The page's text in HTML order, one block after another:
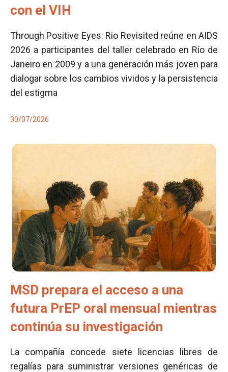
con el VIH
Through Positive Eyes: Rio Revisited reúne en AIDS
2026 a participantes del taller celebrado en Río de
Janeiro en 2009 y a una generación más joven para
dialogar sobre los cambios vividos y la persistencia
del estigma
30/07/2026
MSD prepara el acceso a una
futura PrEP oral mensual mientras
continúa su investigación
La compañía concede siete licencias libres de
regalías para suministrar versiones genéricas de